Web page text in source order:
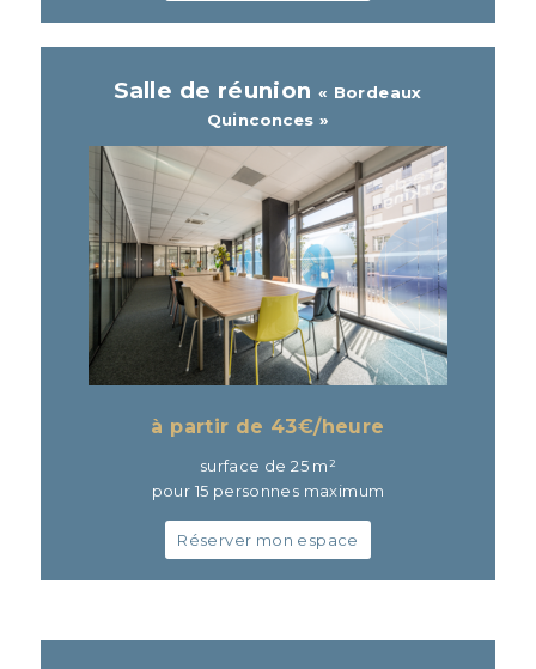
Salle de réunion « Bordeaux
Quinconces »
à partir de 43€/heure
surface de 25 m²
pour 15 personnes maximum
Réserver mon espace